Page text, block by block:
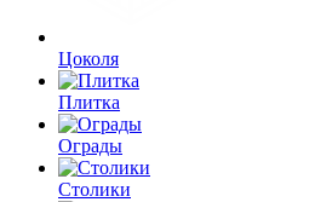
Цоколя
Плитка
Ограды
Столики